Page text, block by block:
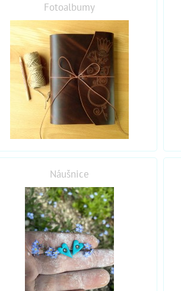
Fotoalbumy
Náušnice